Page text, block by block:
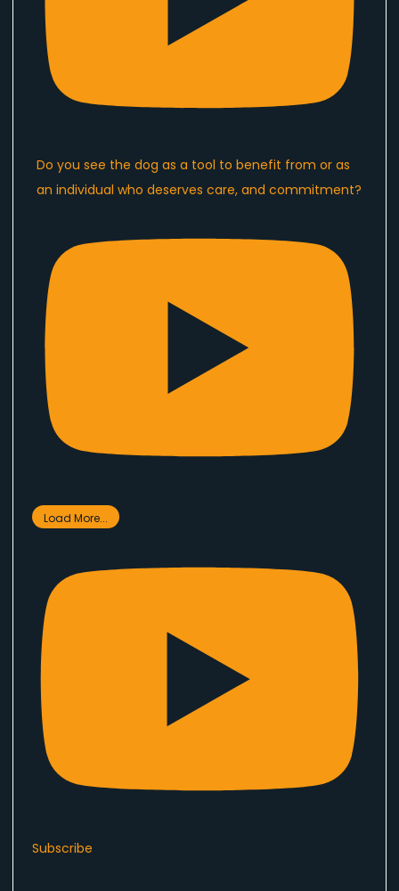
Do you see the dog as a tool to benefit from or as
an individual who deserves care, and commitment?
Load More...
Subscribe